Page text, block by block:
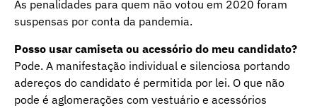
As penalidades para quem não votou em 2020 foram
suspensas por conta da pandemia.
Posso usar camiseta ou acessório do meu candidato?
Pode. A manifestação individual e silenciosa portando
adereços do candidato é permitida por lei. O que não
pode é aglomerações com vestuário e acessórios